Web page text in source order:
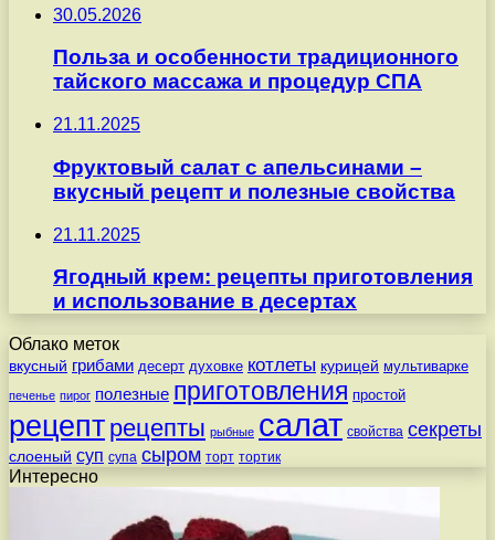
30.05.2026
Польза и особенности традиционного
тайского массажа и процедур СПА
21.11.2025
Фруктовый салат с апельсинами –
вкусный рецепт и полезные свойства
21.11.2025
Ягодный крем: рецепты приготовления
и использование в десертах
Облако меток
вкусный грибами десерт духовке котлеты курицей мультиварке
печенье пирог полезные приготовления простой
рецепт рецепты рыбные салат свойства секреты
слоеный суп супа сыром торт тортик
Интересно